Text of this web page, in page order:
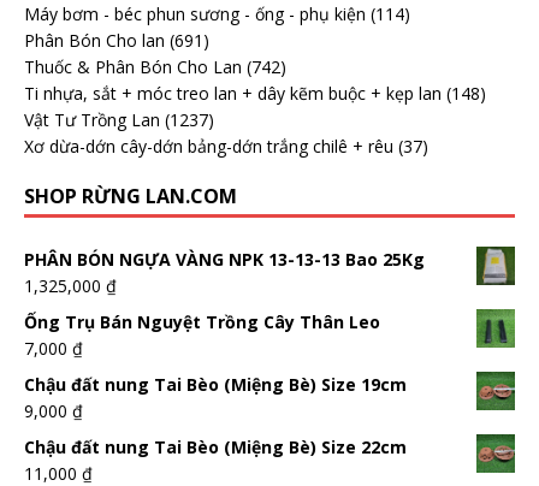
Máy bơm - béc phun sương - ống - phụ kiện (114)
Phân Bón Cho lan (691)
Thuốc & Phân Bón Cho Lan (742)
Ti nhựa, sắt + móc treo lan + dây kẽm buộc + kẹp lan (148)
Vật Tư Trồng Lan (1237)
Xơ dừa-dớn cây-dớn bảng-dớn trắng chilê + rêu (37)
SHOP RỪNG LAN.COM
PHÂN BÓN NGỰA VÀNG NPK 13-13-13 Bao 25Kg
1,325,000 ₫
Ống Trụ Bán Nguyệt Trồng Cây Thân Leo
7,000 ₫
Chậu đất nung Tai Bèo (Miệng Bè) Size 19cm
9,000 ₫
Chậu đất nung Tai Bèo (Miệng Bè) Size 22cm
11,000 ₫